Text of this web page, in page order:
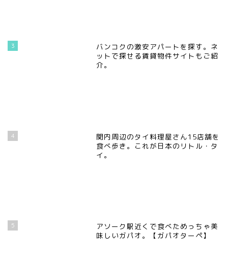
3
バンコクの激安アパートを探す。ネ
ットで探せる賃貸物件サイトもご紹
介。
4
関内周辺のタイ料理屋さん15店舗を
食べ歩き。これが日本のリトル・タ
イ。
5
アソーク駅近くで食べためっちゃ美
味しいガパオ。【ガパオターペ】